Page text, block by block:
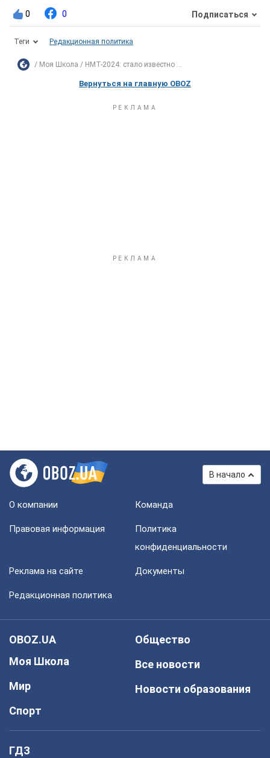
0 0 Подписаться
Теги Редакционная политика
Моя Школа НМТ-2024: стало известно ...
Вернуться на главную OBOZ
В начало
О компании Команда
Правовая информация
Политика
конфиденциальности
Реклама на сайте Документы
Редакционная политика
OBOZ.UA
Моя Школа
Мир
Спорт
Общество
Все новости
Новости образования
ГДЗ